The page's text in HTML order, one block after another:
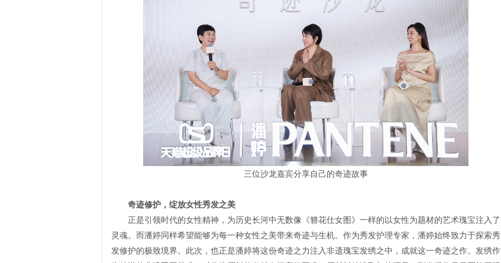
三位沙龙嘉宾分享自己的奇迹故事
奇迹修护，绽放女性秀发之美
正是引领时代的女性精神，为历史长河中无数像《簪花仕女图》一样的以女性为题材的艺术瑰宝注入了
灵魂。而潘婷同样希望能够为每一种女性之美带来奇迹与生机。作为秀发护理专家，潘婷始终致力于探索秀
发修护的极致境界。此次，也正是潘婷将这份奇迹之力注入非遗瑰宝发绣之中，成就这一奇迹之作。发绣作